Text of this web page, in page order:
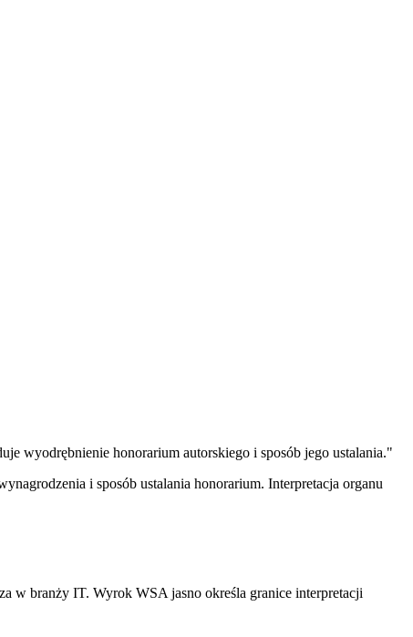
wyodrębnienie honorarium autorskiego i sposób jego ustalania."
i sposób ustalania honorarium. Interpretacja organu
w branży IT. Wyrok WSA jasno określa granice interpretacji